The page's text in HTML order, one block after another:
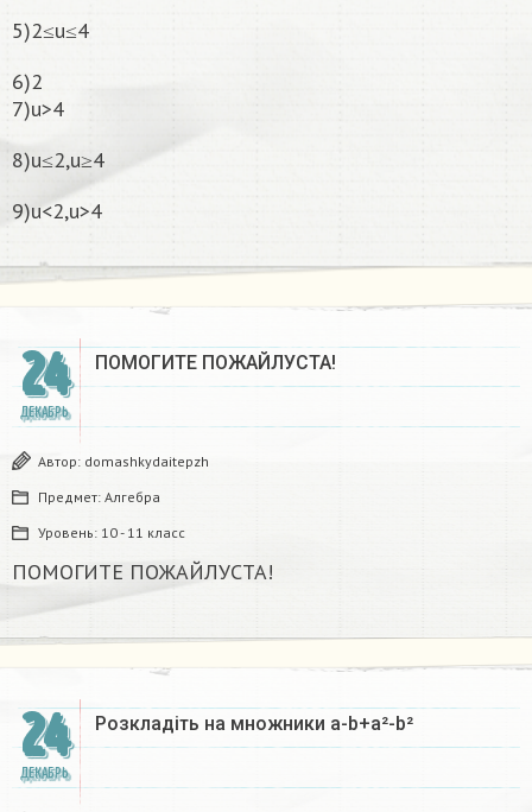
5)2≤u≤4
6)2
7)u>4
8)u≤2,u≥4
9)u<2,u>4
24
ДЕКАБРЬ
ПОМОГИТЕ ПОЖАЙЛУСТА!
Автор: domashkydaitepzh
Предмет: Алгебра
Уровень: 10 - 11 класс
ПОМОГИТЕ ПОЖАЙЛУСТА!
24
ДЕКАБРЬ
Розкладіть на множники а-b+a²-b²​